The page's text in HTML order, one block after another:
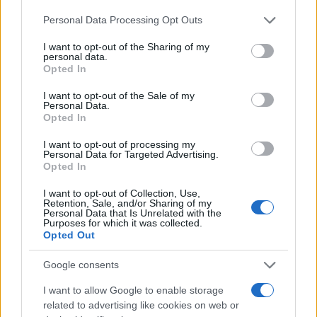
Please note that this website/app uses one or more Google
not limited to your visit or usage behaviour. You may click to
grant or deny consent to Google and its third-party tags to
use your data for below specified purposes in below Google
consent section.
Personal Data Processing Opt Outs
I want to opt-out of the Sharing of my
personal data.
Opted In
I want to opt-out of the Sale of my
Personal Data.
Opted In
I want to opt-out of processing my
Personal Data for Targeted Advertising.
Opted In
I want to opt-out of Collection, Use,
Retention, Sale, and/or Sharing of my
Personal Data that Is Unrelated with the
Purposes for which it was collected.
Opted Out
Google consents
I want to allow Google to enable storage
related to advertising like cookies on web or
NEWS RECENTI
Le ultime notizie dal
mer 10 giugno
Metodo Live is Life: la consulenza